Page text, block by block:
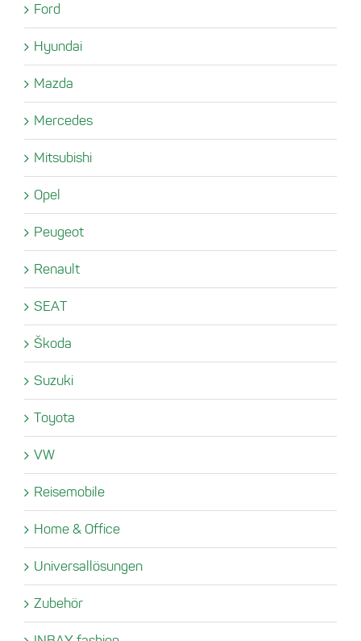
Ford
Hyundai
Mazda
Mercedes
Mitsubishi
Opel
Peugeot
Renault
SEAT
Škoda
Suzuki
Toyota
VW
Reisemobile
Home & Office
Universallösungen
Zubehör